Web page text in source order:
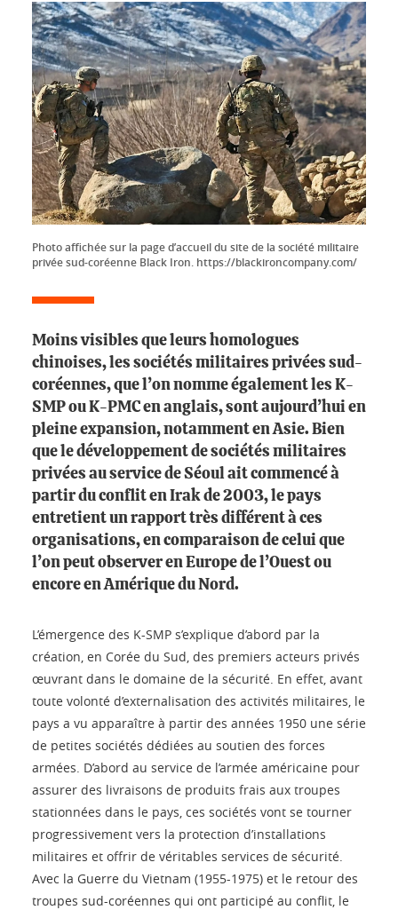
Photo affichée sur la page d’accueil du site de la société militaire
privée sud-coréenne Black Iron. https://blackironcompany.com/
Moins visibles que leurs homologues
chinoises, les sociétés militaires privées sud-
coréennes, que l’on nomme également les K-
SMP ou K-PMC en anglais, sont aujourd’hui en
pleine expansion, notamment en Asie. Bien
que le développement de sociétés militaires
privées au service de Séoul ait commencé à
partir du conflit en Irak de 2003, le pays
entretient un rapport très différent à ces
organisations, en comparaison de celui que
l’on peut observer en Europe de l’Ouest ou
encore en Amérique du Nord.
L’émergence des K-SMP s’explique d’abord par la
création, en Corée du Sud, des premiers acteurs privés
œuvrant dans le domaine de la sécurité. En effet, avant
toute volonté d’externalisation des activités militaires, le
pays a vu apparaître à partir des années 1950 une série
de petites sociétés dédiées au soutien des forces
armées. D’abord au service de l’armée américaine pour
assurer des livraisons de produits frais aux troupes
stationnées dans le pays, ces sociétés vont se tourner
progressivement vers la protection d’installations
militaires et offrir de véritables services de sécurité.
Avec la Guerre du Vietnam (1955-1975) et le retour des
troupes sud-coréennes qui ont participé au conflit, le